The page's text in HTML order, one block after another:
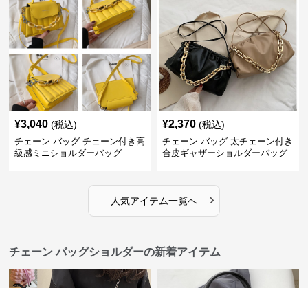
¥3,040 (税込)
チェーン バッグ チェーン付き高
級感ミニショルダーバッグ
¥2,370 (税込)
チェーン バッグ 太チェーン付き
合皮ギャザーショルダーバッグ
人気アイテム一覧へ ›
チェーン バッグショルダーの新着アイテム